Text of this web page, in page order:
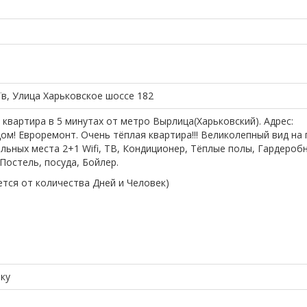
Улица Харьковское шоссе 182
в 5 минутах от метро Вырлица(Харьковский). Адрес:
Евроремонт. Очень тёплая квартира!!! Великолепный вид на
места 2+1 Wifi, ТВ, Кондиционер, Тёплые полы,
посуда, Бойлер.
от количества Дней и Человек)